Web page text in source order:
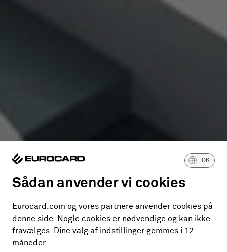
DK
Sådan anvender vi cookies
Eurocard.com og vores partnere anvender cookies på
denne side. Nogle cookies er nødvendige og kan ikke
fravælges. Dine valg af indstillinger gemmes i 12
måneder.